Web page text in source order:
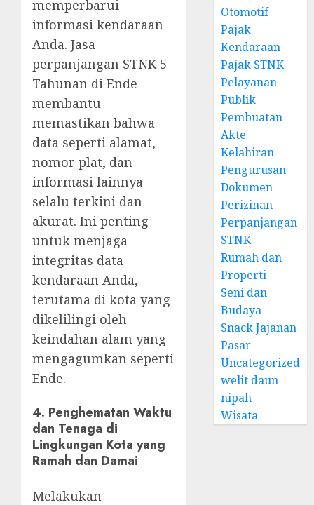
memperbarui
informasi kendaraan
Anda. Jasa
perpanjangan STNK 5
Tahunan di Ende
membantu
memastikan bahwa
data seperti alamat,
nomor plat, dan
informasi lainnya
selalu terkini dan
akurat. Ini penting
untuk menjaga
integritas data
kendaraan Anda,
terutama di kota yang
dikelilingi oleh
keindahan alam yang
mengagumkan seperti
Ende.
4. Penghematan Waktu
dan Tenaga di
Lingkungan Kota yang
Ramah dan Damai
Melakukan
Otomotif
Pajak
Kendaraan
Pajak STNK
Pelayanan
Publik
Pembuatan
Akte
Kelahiran
Pengurusan
Dokumen
Perizinan
Perpanjangan
STNK
Rumah dan
Properti
Seni dan
Budaya
Snack Jajanan
Pasar
Uncategorized
welit daun
nipah
Wisata